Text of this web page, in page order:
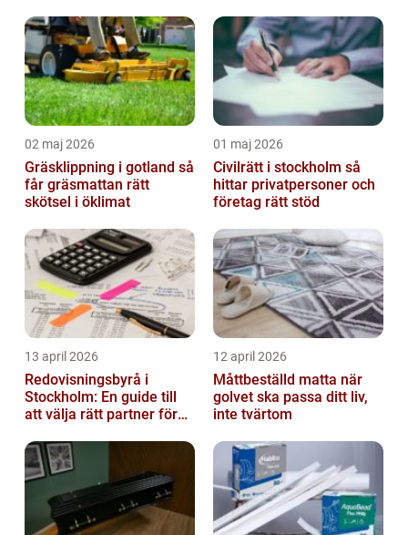
02 maj 2026
Gräsklippning i gotland så
får gräsmattan rätt
skötsel i öklimat
01 maj 2026
Civilrätt i stockholm så
hittar privatpersoner och
företag rätt stöd
13 april 2026
Redovisningsbyrå i
Stockholm: En guide till
att välja rätt partner för
12 april 2026
Måttbeställd matta när
golvet ska passa ditt liv,
inte tvärtom